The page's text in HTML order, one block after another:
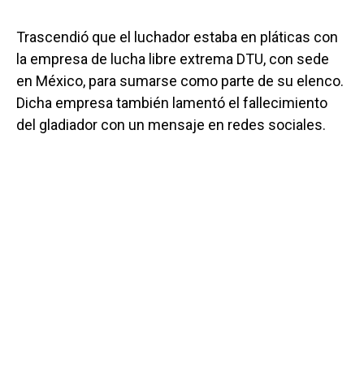
Trascendió que el luchador estaba en pláticas con
la empresa de lucha libre extrema DTU, con sede
en México, para sumarse como parte de su elenco.
Dicha empresa también lamentó el fallecimiento
del gladiador con un mensaje en redes sociales.